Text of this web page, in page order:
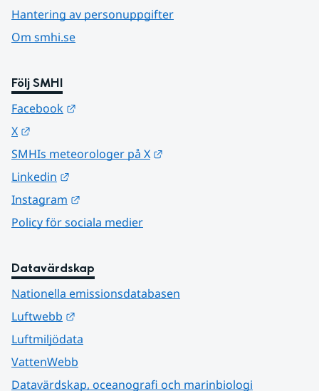
Hantering av personuppgifter
Om smhi.se
Följ SMHI
Facebook
X
SMHIs meteorologer på X
Linkedin
Instagram
Policy för sociala medier
Datavärdskap
Nationella emissionsdatabasen
Luftwebb
Luftmiljödata
VattenWebb
Datavärdskap, oceanografi och marinbiologi